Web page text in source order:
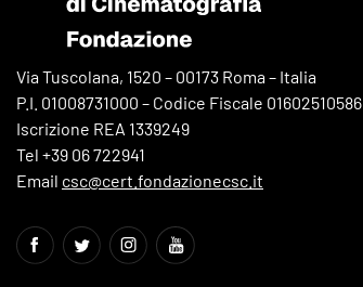
Via Tuscolana, 1520 – 00173 Roma – Italia
P.I. 01008731000 – Codice Fiscale 01602510586
Iscrizione REA 1339249
Tel +39 06 722941
Email csc@cert.fondazionecsc.it